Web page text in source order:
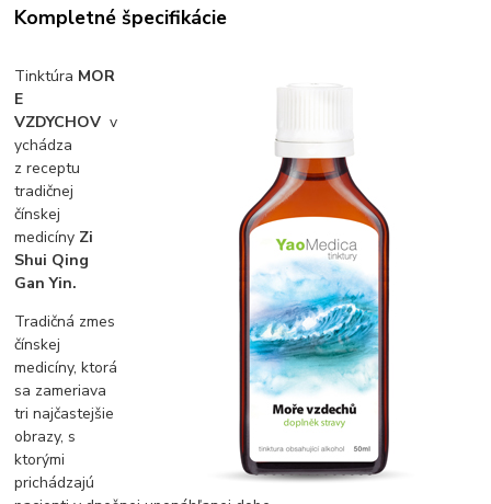
Kompletné špecifikácie
Tinktúra MOR
E
VZDYCHOV v
ychádza
z receptu
tradičnej
čínskej
medicíny Zi
Shui Qing
Gan Yin.
Tradičná zmes
čínskej
medicíny, ktorá
sa zameriava
tri najčastejšie
obrazy, s
ktorými
prichádzajú